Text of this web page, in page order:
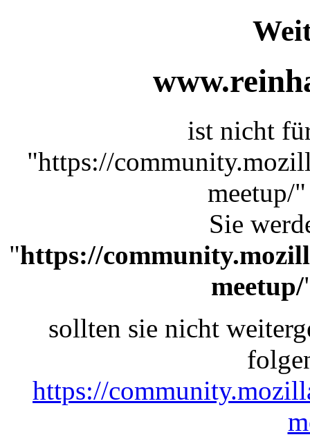
ist nicht
"https://
meetup/
Sie
"https://
meetup/
sollten sie nicht
https://